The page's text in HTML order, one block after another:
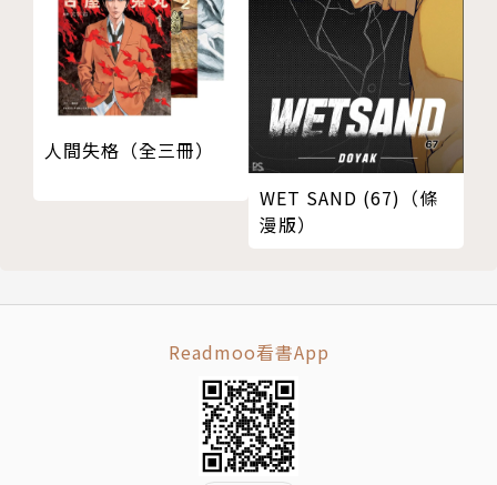
人間失格（全三冊）
WET SAND (67)（條
漫版）
Readmoo看書App